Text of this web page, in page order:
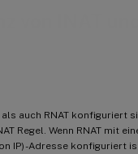
auch RNAT konfiguriert
Regel. Wenn RNAT mit
IP) -Adresse konfiguriert